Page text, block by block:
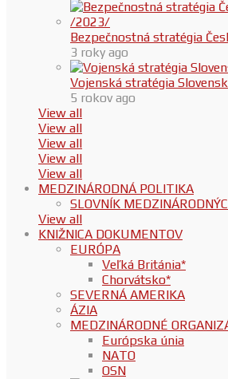
Bezpečnostná stratégia
3 roky ago
Vojenská stratégia
5 rokov ago
View all
View all
View all
View all
View all
MEDZINÁRODNÁ POLITIKA
SLOVNÍK
View all
KNIŽNICA DOKUMENTOV
EURÓPA
Veľká Británia*
Chorvátsko*
SEVERNÁ AMERIKA
ÁZIA
MEDZINÁRODNÉ
Európska únia
NATO
OSN